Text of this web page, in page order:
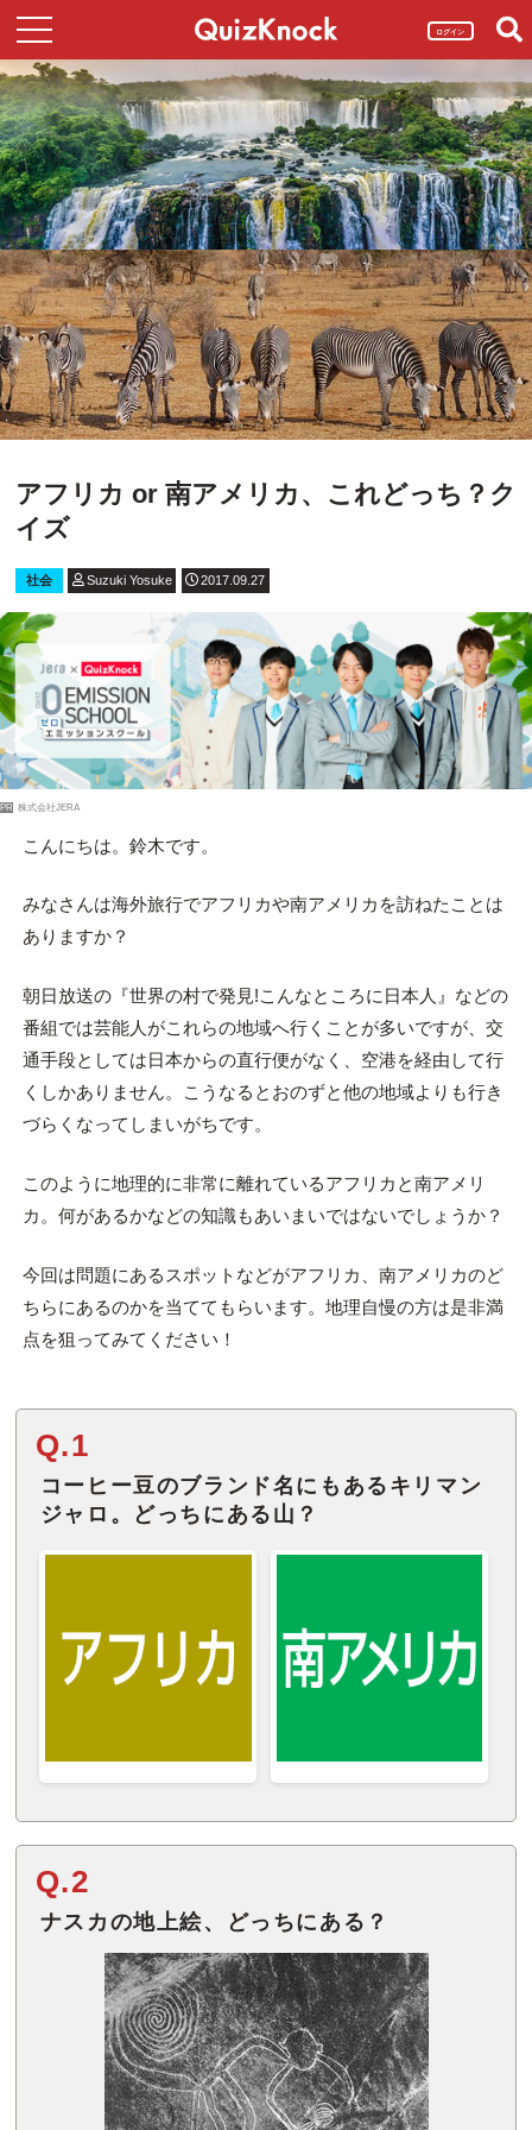
ログイン
アフリカ or 南アメリカ、これどっち？ク
イズ
社会 Suzuki Yosuke 2017.09.27
PR 株式会社JERA
こんにちは。鈴木です。
みなさんは海外旅行でアフリカや南アメリカを訪ねたことは
ありますか？
朝日放送の『世界の村で発見!こんなところに日本人』などの
番組では芸能人がこれらの地域へ行くことが多いですが、交
通手段としては日本からの直行便がなく、空港を経由して行
くしかありません。こうなるとおのずと他の地域よりも行き
づらくなってしまいがちです。
このように地理的に非常に離れているアフリカと南アメリ
カ。何があるかなどの知識もあいまいではないでしょうか？
今回は問題にあるスポットなどがアフリカ、南アメリカのど
ちらにあるのかを当ててもらいます。地理自慢の方は是非満
点を狙ってみてください！
Q.1
コーヒー豆のブランド名にもあるキリマン
ジャロ。どっちにある山？
Q.2
ナスカの地上絵、どっちにある？